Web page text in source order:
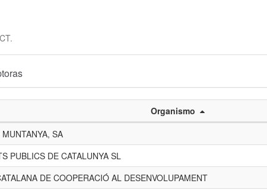
Organismo
SA
PUBLICS DE CATALUNYA SL
DE COOPERACIÓ AL DESENVOLUPAMENT